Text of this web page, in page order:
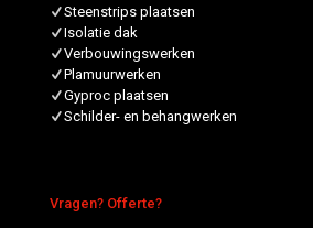
Steenstrips plaatsen
Isolatie dak
Verbouwingswerken
Plamuurwerken
Gyproc plaatsen
Schilder- en behangwerken
Vragen? Offerte?